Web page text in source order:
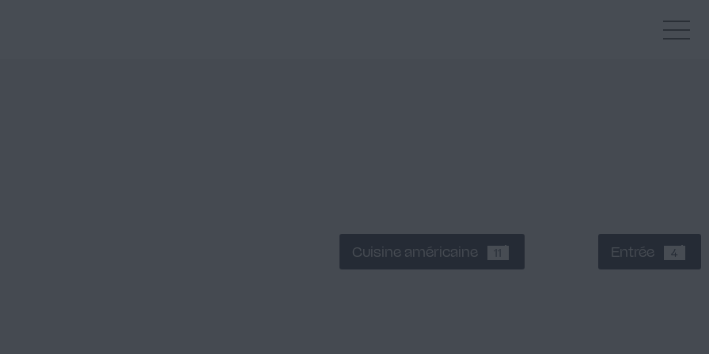
Cuisine américaine 11 Entrée 4